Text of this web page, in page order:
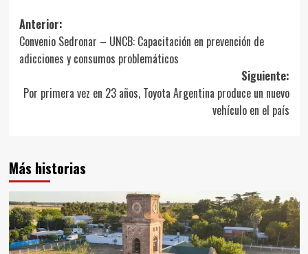
Navegación
de
entradas
Anterior:
Convenio Sedronar – UNCB: Capacitación en prevención de
adicciones y consumos problemáticos
Siguiente:
Por primera vez en 23 años, Toyota Argentina produce un nuevo
vehículo en el país
Más historias